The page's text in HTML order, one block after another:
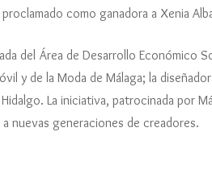
como ganadora a Xenia
del Área de Desarrollo Económico
y de la Moda de Málaga; la
La iniciativa, patrocinada por
nuevas generaciones de creadores.